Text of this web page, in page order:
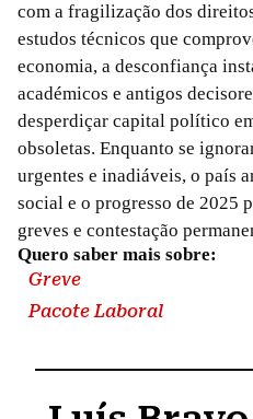
com a fragilização dos
estudos técnicos que
economia, a desconfiança
académicos e antigos
desperdiçar capital político
obsoletas. Enquanto se
urgentes e inadiáveis, o país
social e o progresso de 2025
greves e contestação
Quero saber mais sobre:
Greve
Pacote Laboral